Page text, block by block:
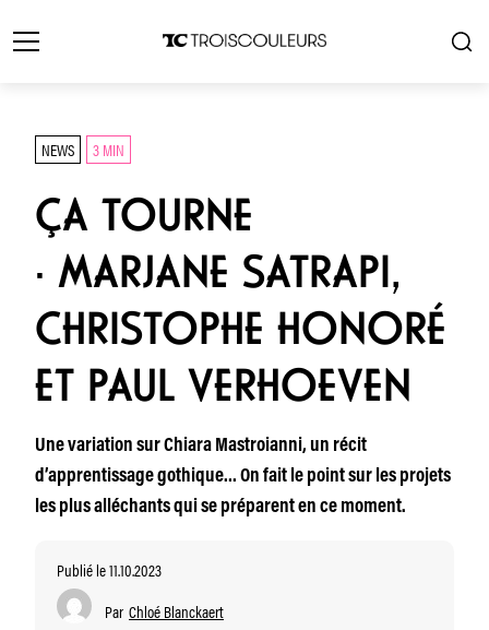
NEWS 3 MIN
ÇA TOURNE
· MARJANE SATRAPI,
CHRISTOPHE HONORÉ
ET PAUL VERHOEVEN
Une variation sur Chiara Mastroianni, un récit
d’apprentissage gothique… On fait le point sur les projets
les plus alléchants qui se préparent en ce moment.
Publié le 11.10.2023
Par Chloé Blanckaert